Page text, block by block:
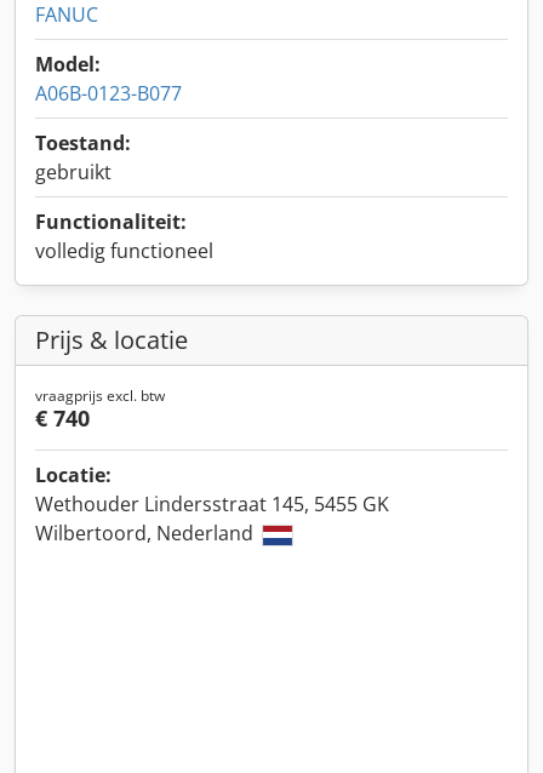
FANUC
Model:
A06B-0123-B077
Toestand:
gebruikt
Functionaliteit:
volledig functioneel
Prijs & locatie
vraagprijs excl. btw
€ 740
Locatie:
Wethouder Lindersstraat 145, 5455 GK
Wilbertoord, Nederland